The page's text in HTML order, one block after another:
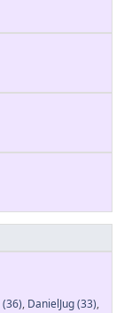
(36), DanielJug(33),